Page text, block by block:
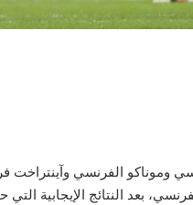
بعد النتائج الإيجابية